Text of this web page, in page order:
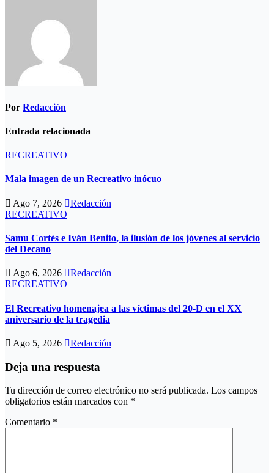
Por Redacción
Entrada relacionada
RECREATIVO
Mala imagen de un Recreativo inócuo
Ago 7, 2026
Redacción
RECREATIVO
Samu Cortés e Iván Benito, la ilusión de los jóvenes al servicio
del Decano
Ago 6, 2026
Redacción
RECREATIVO
El Recreativo homenajea a las víctimas del 20-D en el XX
aniversario de la tragedia
Ago 5, 2026 Redacción
Deja una respuesta
Tu dirección de correo electrónico no será publicada. Los campos
obligatorios están marcados con *
Comentario *